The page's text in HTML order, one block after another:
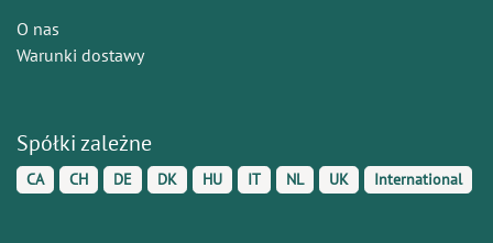
O nas
Warunki dostawy
Spółki zależne
CA CH DE DK HU IT NL UK International